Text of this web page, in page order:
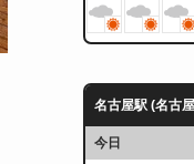
名古屋駅 (名古
今日